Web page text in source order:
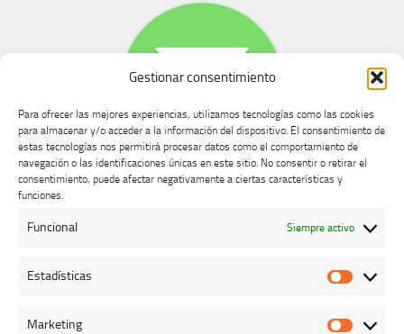
Gestionar consentimiento
Para ofrecer las mejores experiencias, utilizamos tecnologías como las cookies
para almacenar y/o acceder a la información del dispositivo. El consentimiento de
estas tecnologías nos permitirá procesar datos como el comportamiento de
navegación o las identificaciones únicas en este sitio. No consentir o retirar el
consentimiento, puede afectar negativamente a ciertas características y
funciones.
Funcional Siempre activo
Estadísticas
Marketing
Buzón de dudas, quejas y sugerencias